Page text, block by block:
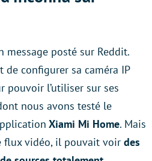
message posté sur Reddit.
de configurer sa caméra IP
pouvoir l’utiliser sur ses
nous avons testé le
Xiami Mi Home. Mais
flux vidéo, il pouvait voir des